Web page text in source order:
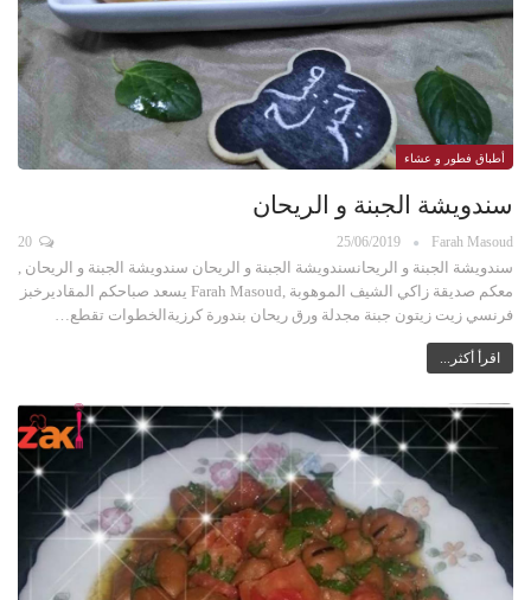
أطباق فطور و عشاء
سندويشة الجبنة و الريحان
Farah Masoud
25/06/2019
سندويشة الجبنة و الريحانسندويشة الجبنة و الريحان سندويشة الجبنة و الريحان ,
معكم صديقة زاكي الشيف الموهوبة ,Farah Masoud يسعد صباحكم المقاديرخبز
فرنسي زيت زيتون جبنة مجدلة ورق ريحان بندورة كرزيةالخطوات تقطع…
اقرأ أكثر...